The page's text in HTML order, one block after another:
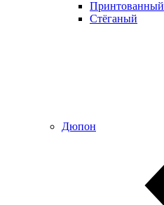
Принтованный
Стёганый
Дюпон